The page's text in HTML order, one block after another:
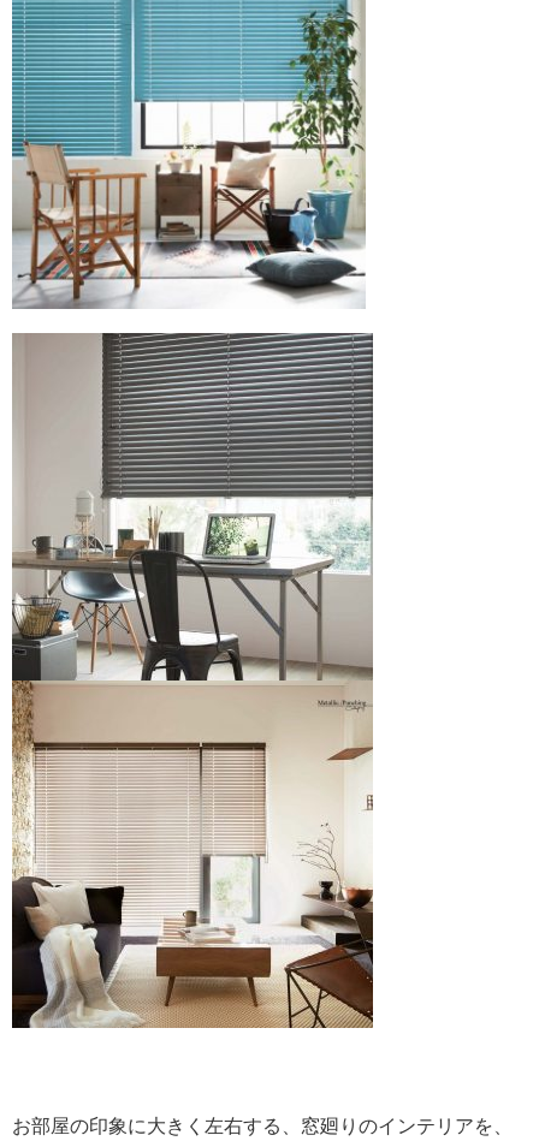
お部屋の印象に大きく左右する、窓廻りのインテリアを、